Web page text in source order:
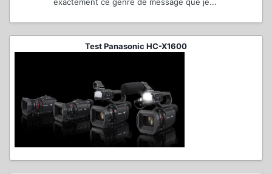
exactement ce genre de message que je...
Test Panasonic HC-X1600